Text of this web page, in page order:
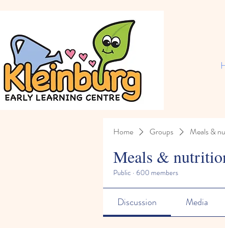
Home Groups Meals &
Meals &
Public · 600 members
Discussion Media